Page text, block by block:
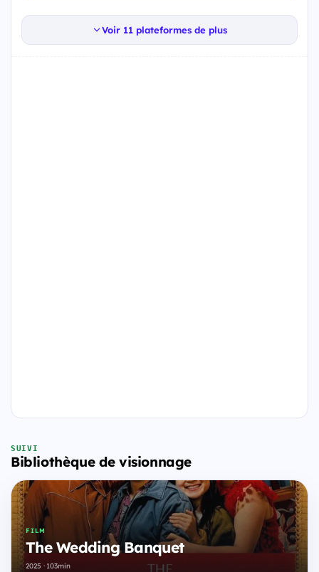
Voir 11 plateformes de plus
SUIVI
Bibliothèque de visionnage
FILM
The Wedding Banquet
2025 · 103min